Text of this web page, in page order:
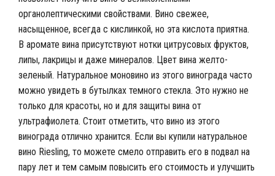
органолептическими свойствами. Вино свежее,
насыщенное, всегда с кислинкой, но эта кислота приятна.
В аромате вина присутствуют нотки цитрусовых фруктов,
липы, лакрицы и даже минералов. Цвет вина желто-
зеленый. Натуральное моновино из этого винограда часто
можно увидеть в бутылках темного стекла. Это нужно не
только для красоты, но и для защиты вина от
ультрафиолета. Стоит отметить, что вино из этого
винограда отлично хранится. Если вы купили натуральное
вино Riesling, то можете смело отправить его в подвал на
пару лет и тем самым повысить его стоимость и улучшить